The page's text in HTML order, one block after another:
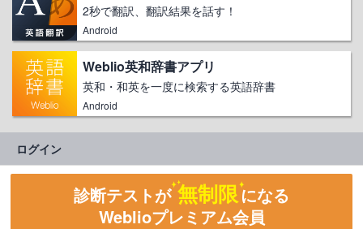
2秒で翻訳、翻訳結果を話す！
Android
Weblio英和辞書アプリ
英和・和英を一度に検索する英語辞書
Android
ログイン
診断テストが 無制限になる
Weblioプレミアム会員